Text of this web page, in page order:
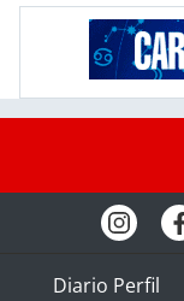
Diario Perfil